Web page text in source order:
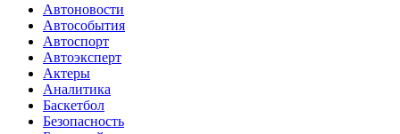
Автоновости
Автособытия
Автоспорт
Автоэксперт
Актеры
Аналитика
Баскетбол
Безопасность